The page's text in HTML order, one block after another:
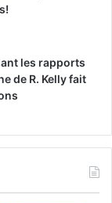
les rapports
de R. Kelly fait